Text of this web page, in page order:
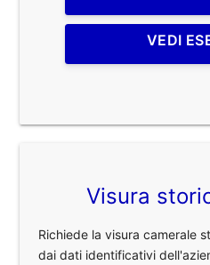
VEDI
Visura
Richiede la visura camerale
dai dati identificativi